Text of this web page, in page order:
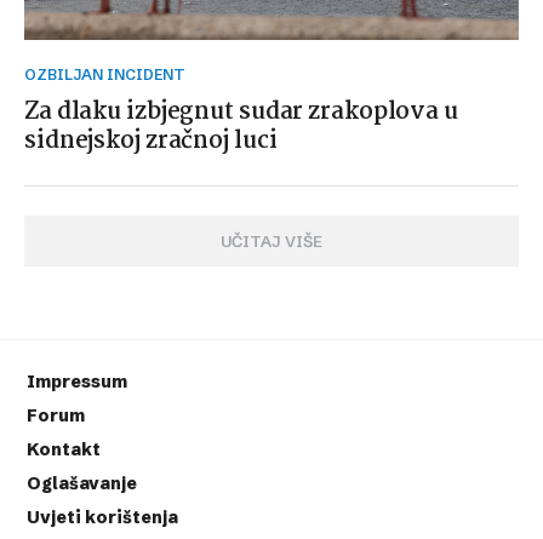
OZBILJAN INCIDENT
Za dlaku izbjegnut sudar zrakoplova u
sidnejskoj zračnoj luci
UČITAJ VIŠE
Impressum
Forum
Kontakt
Oglašavanje
Uvjeti korištenja